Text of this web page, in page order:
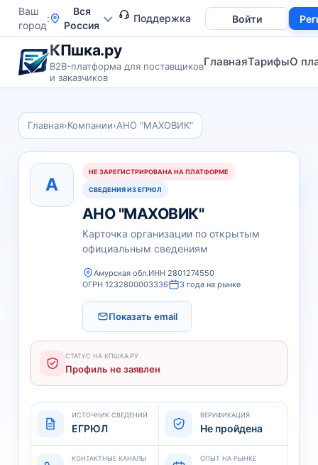
Ваш
город
Вся
Россия
Войти
Поддержка
КПшка.ру
B2B-платформа для поставщиков
и заказчиков
ГлавнаяТарифыО
Главная›Компании›АНО "МАХОВИК"
А
НЕ ЗАРЕГИСТРИРОВАНА НА ПЛАТФОРМЕ
СВЕДЕНИЯ ИЗ ЕГРЮЛ
АНО "МАХОВИК"
Карточка организации по открытым
официальным сведениям
Амурская обл.ИНН 2801274550
ОГРН 1232800003336
3 года на рынке
Показать email
СТАТУС НА КПШКА.РУ
Профиль не заявлен
ИСТОЧНИК СВЕДЕНИЙ
ЕГРЮЛ
ВЕРИФИКАЦИЯ
Не пройдена
КОНТАКТНЫЕ КАНАЛЫ ОПЫТ НА РЫНКЕ